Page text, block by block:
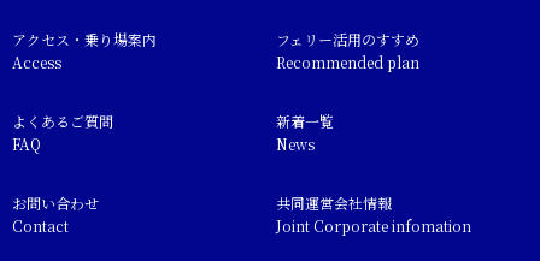
アクセス・乗り場案内
Access
フェリー活用のすすめ
Recommended plan
よくあるご質問
FAQ
新着一覧
News
お問い合わせ
Contact
共同運営会社情報
Joint Corporate infomation